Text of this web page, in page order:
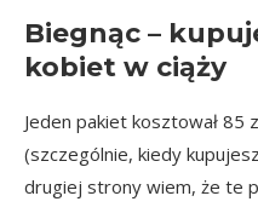
Biegnąc –
kobiet w ciąży
Jeden pakiet kosztował 85
(szczególnie, kiedy
drugiej strony wiem, że te